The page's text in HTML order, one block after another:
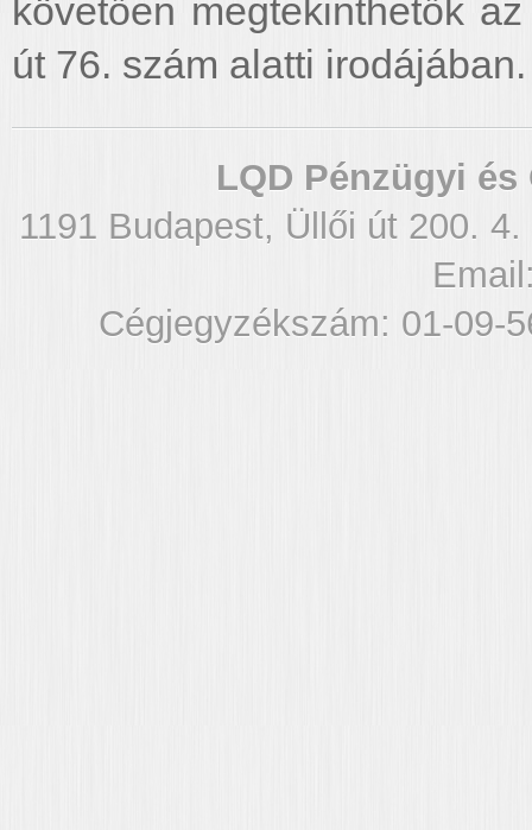
követően megtekinthetők
út 76. szám alatti irodájában.
LQD Pénzügyi
1191 Budapest, Üllői út 200.
Cégjegyzékszám: 01-09-